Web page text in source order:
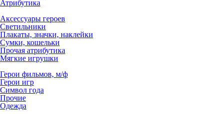
Атрибутика
Аксессуары героев
Светильники
Плакаты, значки, наклейки
Сумки, кошельки
Прочая атрибутика
Мягкие игрушки
Герои фильмов, м/ф
Герои игр
Символ года
Прочие
Одежда